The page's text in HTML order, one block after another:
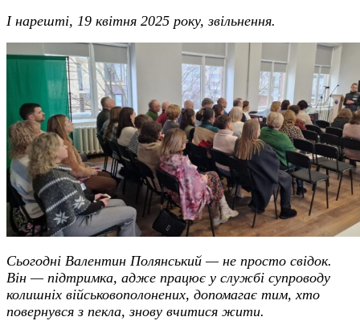
І нарешті, 19 квітня 2025 року, звільнення.
Сьогодні Валентин Полянський — не просто свідок.
Він — підтримка, адже працює у службі супроводу
колишніх військовополонених, допомагає тим, хто
повернувся з пекла, знову вчитися жити.